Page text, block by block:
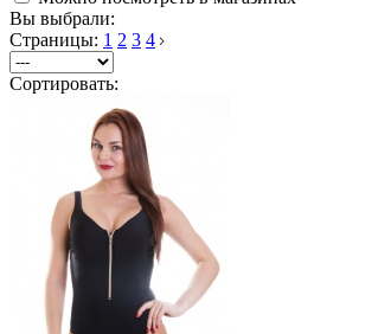
Вы выбрали:
Страницы: 1 2 3 4
Сортировать: